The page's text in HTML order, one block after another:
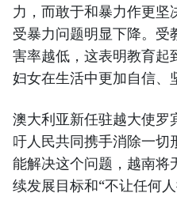
力，而敢于和暴力作更坚
受暴力问题明显下降。受
害率越低，这表明教育起
妇女在生活中更加自信、
澳大利亚新任驻越大使
吁人民共同携手消除一切
能解决这个问题，越南将
续发展目标和“不让任何